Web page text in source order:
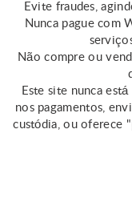
Evite fraudes,
Nunca pague com
Não compre ou
Este site nunca
nos pagamentos,
custódia, ou oferece